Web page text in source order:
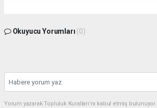
Okuyucu Yorumları (0)
Yorum yazarak Topluluk Kuralları’nı kabul etmiş